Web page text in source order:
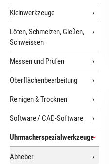
Kleinwerkzeuge
Löten, Schmelzen, Gießen,
Schweissen
Messen und Prüfen
Oberflächenbearbeitung
Reinigen & Trocknen
Software / CAD-Software
Uhrmacherspezialwerkzeuge
Abheber